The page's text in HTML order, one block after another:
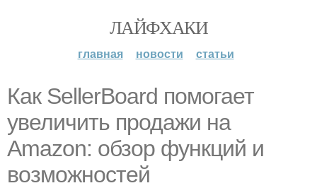
ЛАЙФХАКИ
главная новости статьи
Как SellerBoard помогает
увеличить продажи на
Amazon: обзор функций и
возможностей